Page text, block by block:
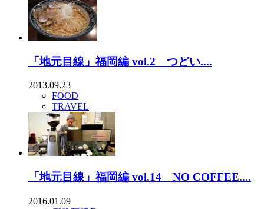
「地元目線」福岡編 vol.2 つどい....
2013.09.23
FOOD
TRAVEL
「地元目線」福岡編 vol.14 NO COFFEE....
2016.01.09